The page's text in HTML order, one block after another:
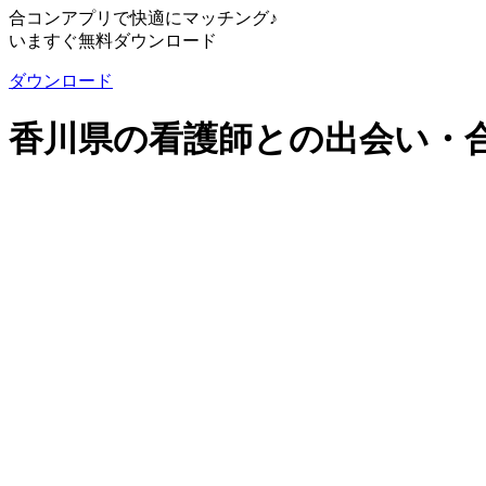
合コンアプリで快適にマッチング♪
いますぐ無料ダウンロード
ダウンロード
香川県の看護師との出会い・